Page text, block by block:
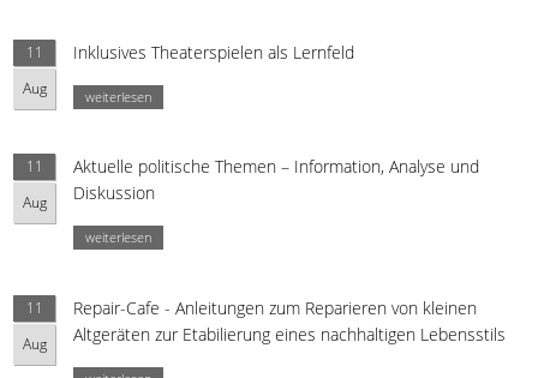
11
Aug
Inklusives Theaterspielen als Lernfeld
weiterlesen
11
Aug
Aktuelle politische Themen – Information, Analyse und
Diskussion
weiterlesen
11
Aug
Repair-Cafe - Anleitungen zum Reparieren von kleinen
Altgeräten zur Etabilierung eines nachhaltigen Lebensstils